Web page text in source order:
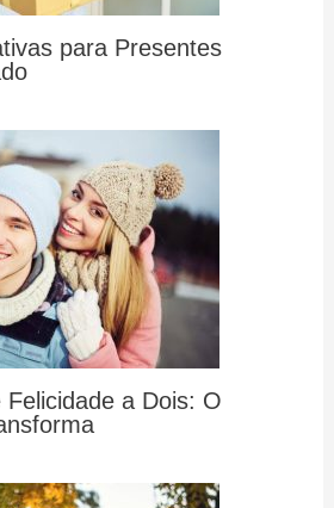
para Presentes
a Dois: O